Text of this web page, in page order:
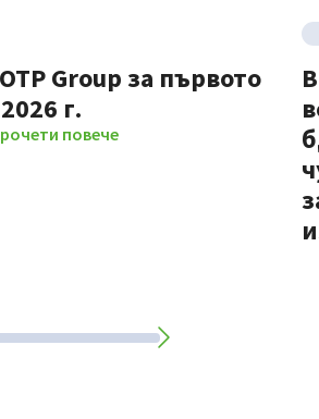
Group за първото
г.
повече